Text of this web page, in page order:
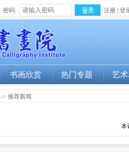
密码: 注册 登
书画欣赏 热门专题 艺
-> 推荐新闻
本